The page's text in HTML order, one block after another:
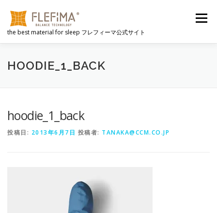
ツ
the best material for sleep フレフィーマ公式サイト
メニュー
FLEFIMAとは 選ばれる理由
会社概要
HOODIE_1_BACK
hoodie_1_back
投稿日: 2013年6月7日 投稿者: TANAKA@CCM.CO.JP